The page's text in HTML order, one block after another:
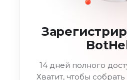
14 дней полного
Хватит, чтобы